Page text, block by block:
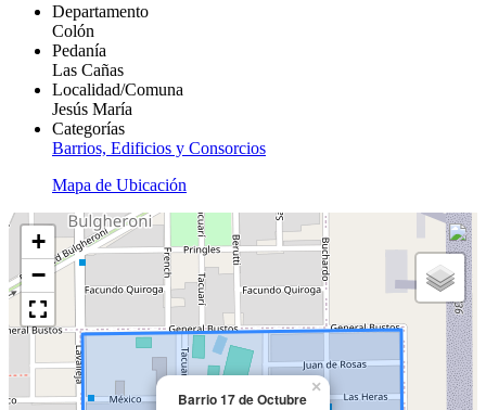
Departamento
Colón
Pedanía
Las Cañas
Localidad/Comuna
Jesús María
Categorías
Barrios, Edificios y Consorcios
Mapa de Ubicación
Barrio 17 de Octubre
×
+
−